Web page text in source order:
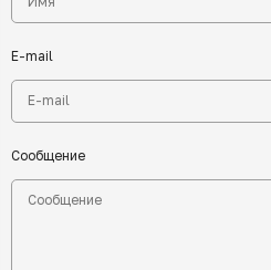
E-mail
Сообщение